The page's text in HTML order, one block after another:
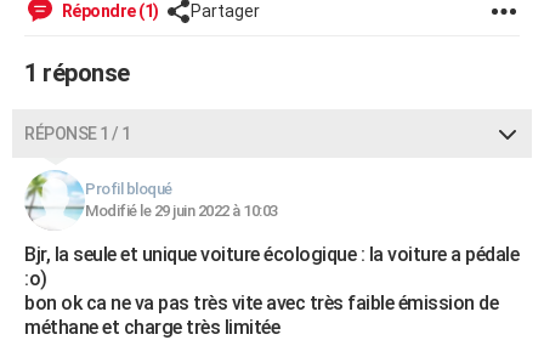
Guides de France
Escapades
Patrimoine
Expositions
Musées
Week-end nature
Art de vivre
Bien-être
Loisirs
Mode
Modes de vie
SANTE
Alimentation
Guide de la santé
Maladies
Médicaments
Sommeil
VOYAGE
Destinations
City break
Voyage nature
Voyage de noces
Forum
Climat
PHOTO
GUIDES D'ACHAT
BONS PLANS
CARTE DE VOEUX
Répondre (1) Partager
1 réponse
RÉPONSE 1 / 1
Profil bloqué
Modifié le 29 juin 2022 à 10:03
Bjr, la seule et unique voiture écologique : la voiture a pédale
:o)
bon ok ca ne va pas très vite avec très faible émission de
méthane et charge très limitée